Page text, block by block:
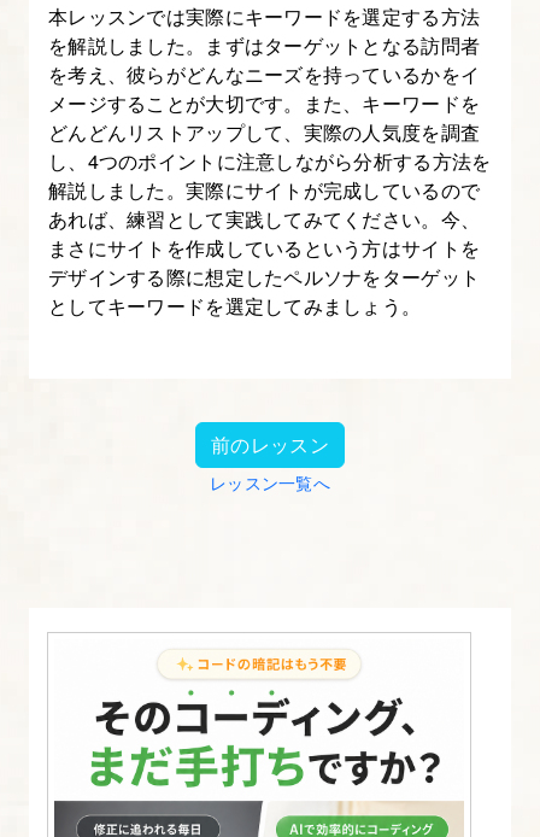
本レッスンでは実際にキーワードを選定する方法
を解説しました。まずはターゲットとなる訪問者
を考え、彼らがどんなニーズを持っているかをイ
メージすることが大切です。また、キーワードを
どんどんリストアップして、実際の人気度を調査
し、4つのポイントに注意しながら分析する方法を
解説しました。実際にサイトが完成しているので
あれば、練習として実践してみてください。今、
まさにサイトを作成しているという方はサイトを
デザインする際に想定したペルソナをターゲット
としてキーワードを選定してみましょう。
前のレッスン
レッスン一覧へ